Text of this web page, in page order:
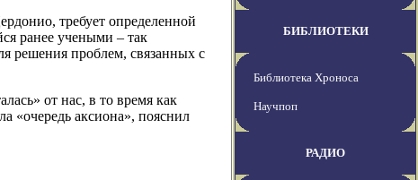
требует определенной
ранее учеными – так
решения проблем, связанных с
от нас, в то время как
«очередь аксиона», пояснил
БИБЛИОТЕКИ
Библиотека Хроноса
Научпоп
РАДИО